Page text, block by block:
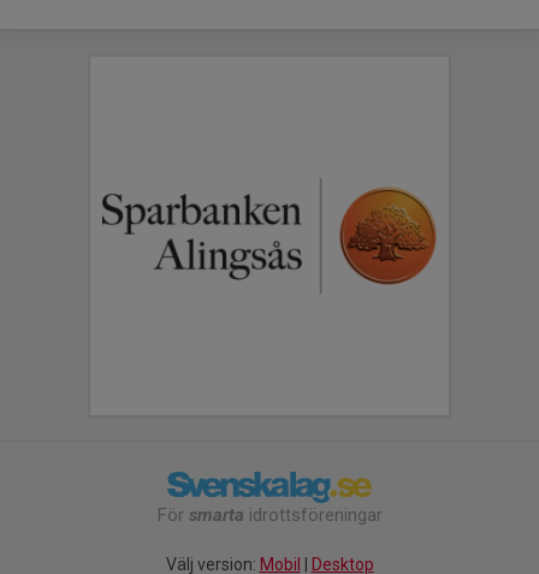
För smarta idrottsföreningar
Välj version: Mobil Desktop